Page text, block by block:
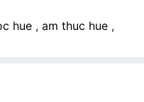
hue , am thuc hue ,